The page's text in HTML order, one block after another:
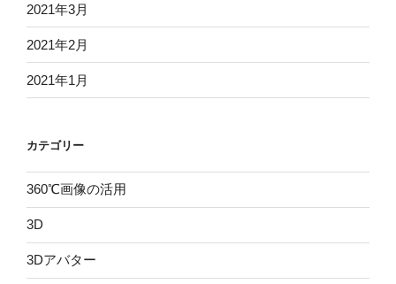
2021年3月
2021年2月
2021年1月
カテゴリー
360℃画像の活用
3D
3Dアバター